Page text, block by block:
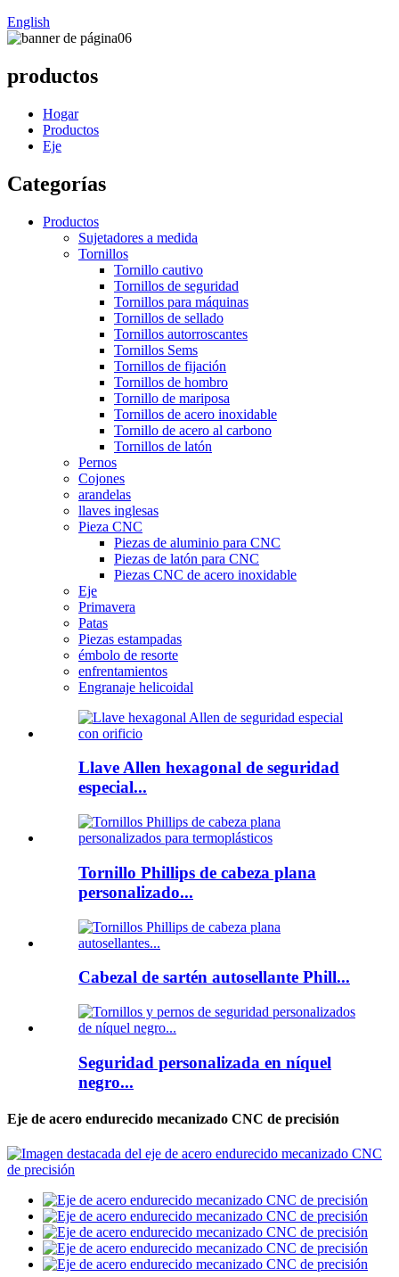
English
productos
Hogar
Productos
Eje
Categorías
Productos
Sujetadores a medida
Tornillos
Tornillo cautivo
Tornillos de seguridad
Tornillos para máquinas
Tornillos de sellado
Tornillos autorroscantes
Tornillos Sems
Tornillos de fijación
Tornillos de hombro
Tornillo de mariposa
Tornillos de acero inoxidable
Tornillo de acero al carbono
Tornillos de latón
Pernos
Cojones
arandelas
llaves inglesas
Pieza CNC
Piezas de aluminio para CNC
Piezas de latón para CNC
Piezas CNC de acero inoxidable
Eje
Primavera
Patas
Piezas estampadas
émbolo de resorte
enfrentamientos
Engranaje helicoidal
Llave Allen hexagonal de seguridad
especial...
Tornillo Phillips de cabeza plana
personalizado...
Cabezal de sartén autosellante Phill...
Seguridad personalizada en níquel
negro...
Eje de acero endurecido mecanizado CNC de precisión